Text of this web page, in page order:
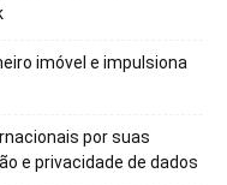
imóvel e impulsiona
por suas
e privacidade de dados